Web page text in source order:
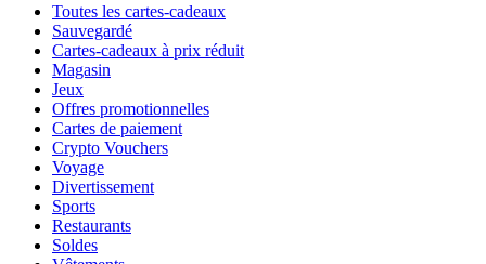
Toutes les cartes-cadeaux
Sauvegardé
Cartes-cadeaux à prix réduit
Magasin
Jeux
Offres promotionnelles
Cartes de paiement
Crypto Vouchers
Voyage
Divertissement
Sports
Restaurants
Soldes